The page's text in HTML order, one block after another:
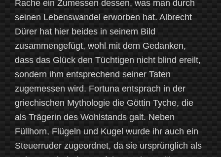
Rache ein Zumessen dessen, was man durch
seinen Lebenswandel erworben hat. Albrecht
Dürer hat hier beides in seinem Bild
zusammengefügt, wohl mit dem Gedanken,
dass das Glück den Tüchtigen nicht blind ereilt,
sondern ihm entsprechend seiner Taten
zugemessen wird. Fortuna entsprach in der
griechischen Mythologie die Göttin Tyche, die
als Trägerin des Wohlstands galt. Neben
Füllhorn, Flügeln und Kugel wurde ihr auch ein
Steuerruder zugeordnet, da sie ursprünglich als